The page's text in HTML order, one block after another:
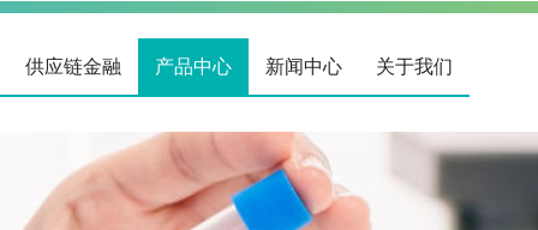
供应链金融 产品中心 新闻中心 关于我们